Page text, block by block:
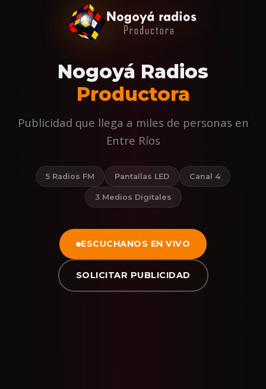
Nogoyá Radios
Productora
Publicidad que llega a miles de personas en
Entre Ríos
5 Radios FM Pantallas LED Canal 4
3 Medios Digitales
ESCUCHANOS EN VIVO
SOLICITAR PUBLICIDAD